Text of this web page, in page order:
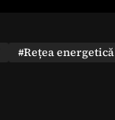
#Rețea energetică